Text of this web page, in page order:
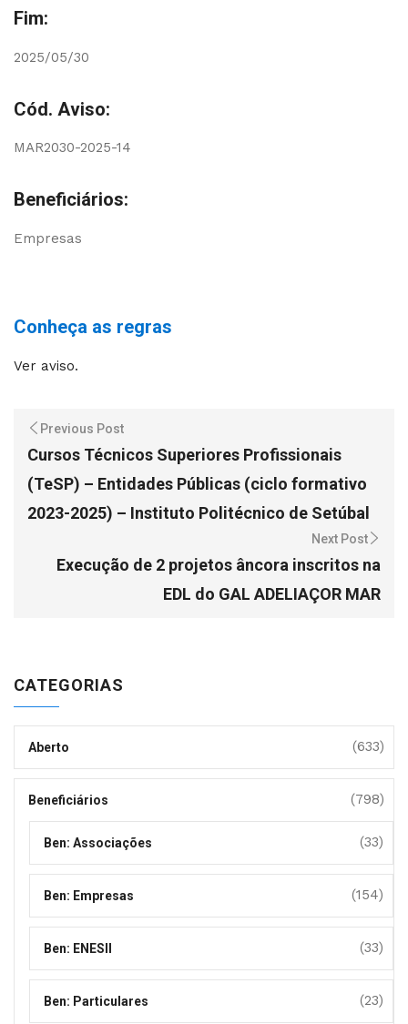
Fim:
2025/05/30
Cód. Aviso:
MAR2030-2025-14
Beneficiários:
Empresas
Conheça as regras
Ver aviso.
Previous Post
Cursos Técnicos Superiores Profissionais
(TeSP) – Entidades Públicas (ciclo formativo
2023-2025) – Instituto Politécnico de Setúbal
Next Post
Execução de 2 projetos âncora inscritos na
EDL do GAL ADELIAÇOR MAR
CATEGORIAS
Aberto (633)
Beneficiários (798)
Ben: Associações (33)
Ben: Empresas (154)
Ben: ENESII (33)
Ben: Particulares (23)